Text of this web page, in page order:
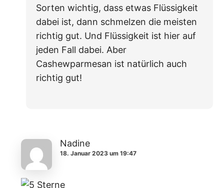
Sorten wichtig, dass etwas Flüssigkeit
dabei ist, dann schmelzen die meisten
richtig gut. Und Flüssigkeit ist hier auf
jeden Fall dabei. Aber
Cashewparmesan ist natürlich auch
richtig gut!
Nadine
18. Januar 2023 um 19:47